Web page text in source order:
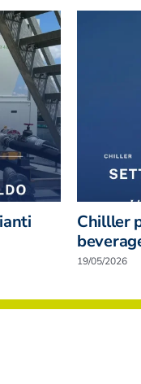
Chilller
19/05/2026